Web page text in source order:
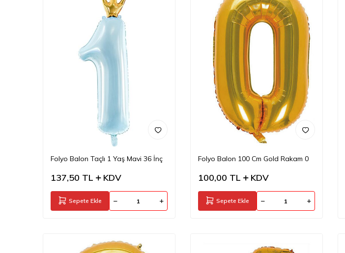
Folyo Balon Taçlı 1 Yaş Mavi 36 İnç
137,50 TL KDV
Sepete Ekle
Folyo Balon 100 Cm Gold Rakam 0
100,00 TL KDV
Sepete Ekle